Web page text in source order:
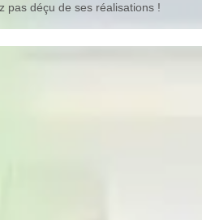
pas déçu de ses réalisations !